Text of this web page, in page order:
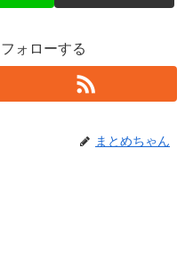
ォローする
まとめちゃん